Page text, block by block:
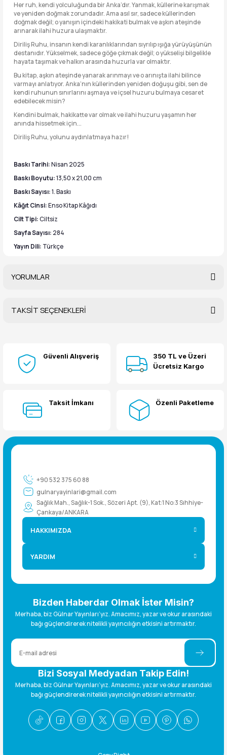
Her ruh, kendi yolculuğunda bir Anka’dır. Yanmak, küllerine karışmak
ve yeniden doğmak zorundadır. Ama asıl sır, sadece küllerinden
doğmak değil; o yanışın içindeki hakikati bulmak ve aşkın ateşinde
arınarak ilahi huzura ulaşmaktır.
Diriliş Ruhu, insanın kendi karanlıklarından sıyrılıp ışığa yürüyüşünün
destanıdır. Yükselmek, sadece göğe çıkmak değil; o yükselişi bilgelikle
hayata taşımak ve halkın arasında huzurla var olmaktır.
Bu kitap, aşkın ateşinde yanarak arınmayı ve o arınışta ilahi bilince
varmayı anlatıyor. Anka’nın küllerinden yeniden doğuşu gibi, sen de
kendi ruhunun sınırlarını aşmaya ve içsel huzuru bulmaya cesaret
edebilecek misin?
Kendini bulmak, hakikatte var olmak ve ilahi huzuru yaşamın her
anında hissetmek için...
Diriliş Ruhu, yolunu aydınlatmaya hazır!
Baskı Tarihi:Nisan 2025
Baskı Boyutu:13,50 x 21,00 cm
Baskı Sayısı:1. Baskı
Kâğıt Cinsi:Enso Kitap Kâğıdı
Cilt Tipi:Ciltsiz
Sayfa Sayısı: 284
Yayın Dili: Türkçe
YORUMLAR
Yorum Yaz
TAKSİT SEÇENEKLERİ
Güvenli Alışveriş
350 TL ve Üzeri
Ücretsiz Kargo
Taksit İmkanı Özenli Paketleme
+90 532 375 60 88
gulnaryayinlari@gmail.com
Sağlık Mah., Sağlık-1 Sok., Sözeri Apt. (9), Kat:1 No:3 Sıhhiye-
Çankaya/ANKARA
HAKKIMIZDA
YARDIM
Bizden Haberdar Olmak İster Misin?
Merhaba, biz Gülnar Yayınları’yız. Amacımız, yazar ve okur arasındaki
bağı güçlendirerek nitelikli yayıncılığın etkisini artırmaktır.
Bizi Sosyal Medyadan Takip Edin!
Merhaba, biz Gülnar Yayınları’yız. Amacımız, yazar ve okur arasındaki
bağı güçlendirerek nitelikli yayıncılığın etkisini artırmaktır.